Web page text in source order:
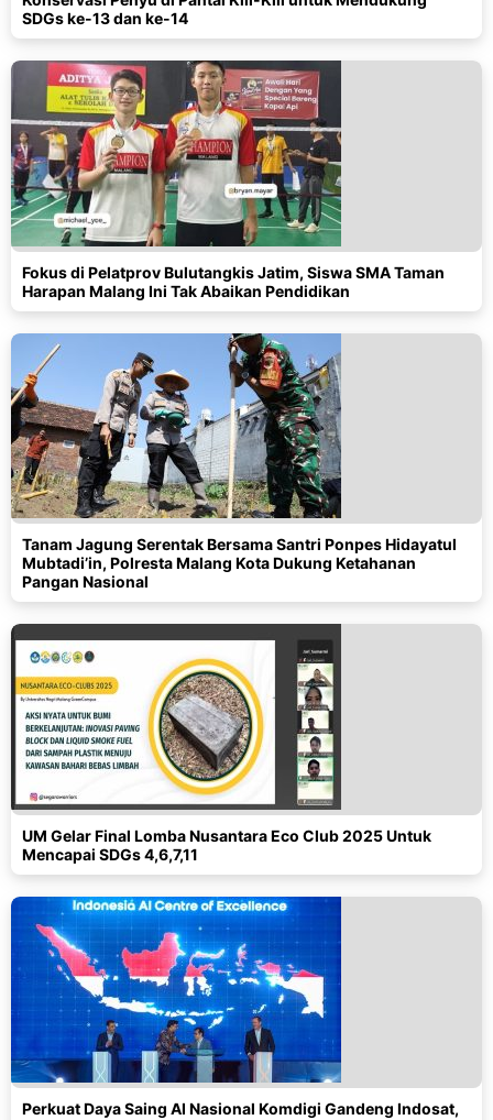
SDGs ke-13 dan ke-14
Fokus di Pelatprov Bulutangkis Jatim, Siswa SMA Taman
Harapan Malang Ini Tak Abaikan Pendidikan
Tanam Jagung Serentak Bersama Santri Ponpes Hidayatul
Mubtadi’in, Polresta Malang Kota Dukung Ketahanan
Pangan Nasional
UM Gelar Final Lomba Nusantara Eco Club 2025 Untuk
Mencapai SDGs 4,6,7,11
Perkuat Daya Saing AI Nasional Komdigi Gandeng Indosat,